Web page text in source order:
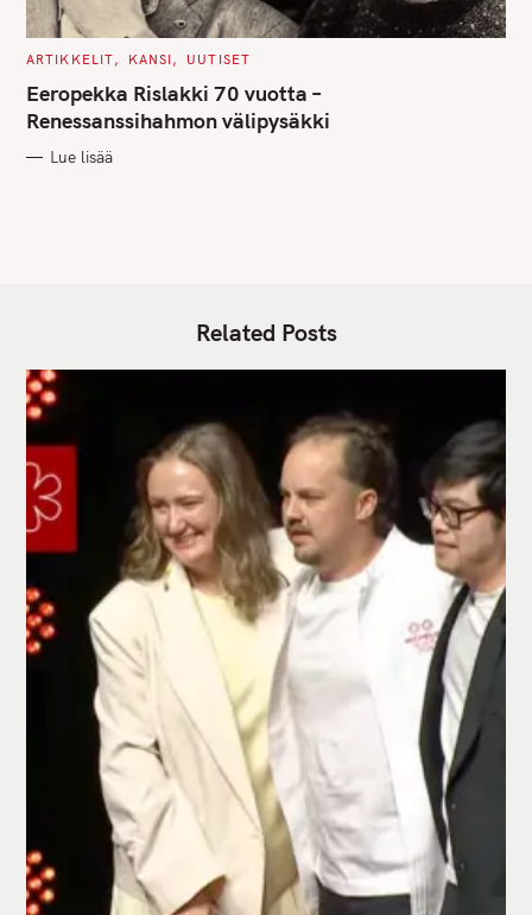
C
T
E
G
O
I
ARTIKKELIT KANSI UUTISET
Eeropekka Rislakki 70 vuotta –
Renessanssihahmon välipysäkki
Lue lisää
Related Posts